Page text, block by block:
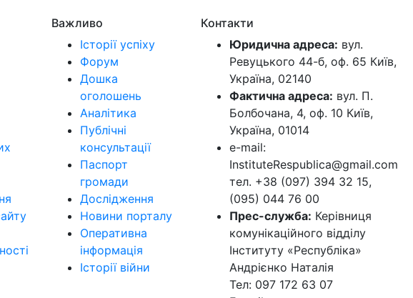
Важливо
Історії успіху
Форум
Дошка
оголошень
Аналітика
Публічні
консультації
Паспорт
громади
Дослідження
Новини порталу
Оперативна
інформація
Історії війни
Контакти
Юридична адреса: вул.
Ревуцького 44-б, оф. 65 Київ,
Україна, 02140
Фактична адреса: вул. П.
Болбочана, 4, оф. 10 Київ,
Україна, 01014
e-mail:
InstituteRespublica@gmail.com
тел. +38 (097) 394 32 15,
(095) 044 76 00
Прес-служба: Керівниця
комунікаційного відділу
Інституту «Республіка»
Андрієнко Наталія
Тел: 097 172 63 07